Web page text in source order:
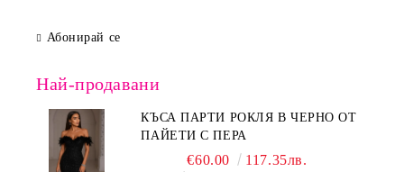
Абонирай се
Най-продавани
КЪСА ПАРТИ РОКЛЯ В ЧЕРНО ОТ
ПАЙЕТИ С ПЕРА
€60.00 117.35лв.